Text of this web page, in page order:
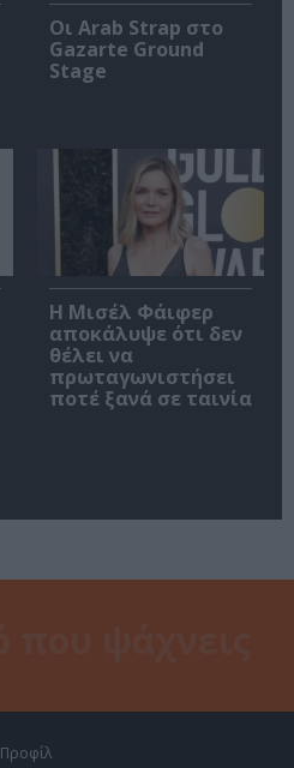
Οι Arab Strap στο
Gazarte Ground
Stage
Η Μισέλ Φάιφερ
αποκάλυψε ότι δεν
θέλει να
πρωταγωνιστήσει
ποτέ ξανά σε ταινία
Προφίλ